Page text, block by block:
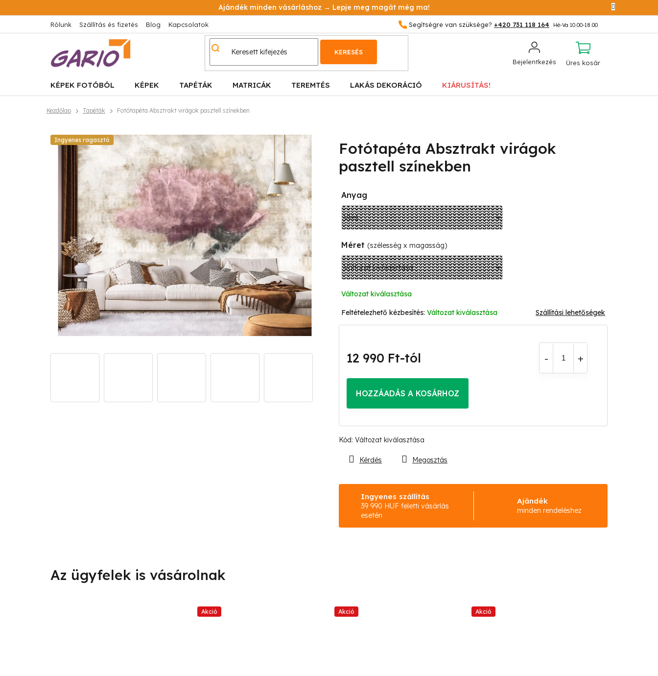
a
tartalomhoz
Ajándék minden vásárláshoz → Lepje meg magát még ma!
+420 731 118 164
Rólunk Szállítás és fizetés Blog Kapcsolatok
Bejelentkezés
KERESÉS
KOSÁR
Üres kosár
KÉPEK FOTÓBÓL KÉPEK TAPÉTÁK MATRICÁK TEREMTÉS LAKÁS DEKORÁCIÓ KIÁRUSÍTÁS!
Kezdőlap Tapéták Fotótapéta Absztrakt virágok pasztell színekben
Ingyenes ragasztó
Fotótapéta Absztrakt virágok
pasztell színekben
Kód: Változat kiválasztása
Anyag
Méret (szélesség x magasság)
Változat kiválasztása
Változat kiválasztása Szállítási lehetőségek
12 990 Ft-tól
HOZZÁADÁS A KOSÁRHOZ
Ingyenes szállítás
39 990 HUF feletti vásárlás
esetén
Ajándék
minden rendeléshez
Kérdés Megosztás
Akció Akció Akció